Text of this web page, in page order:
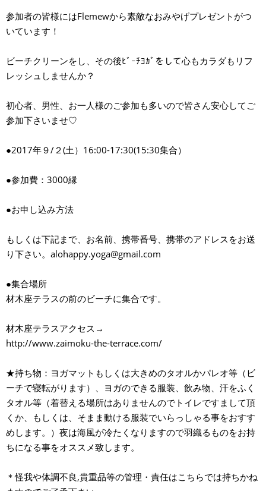
参加者の皆様にはFlemewから素敵なおみやげプレゼントがつ
いています！
ビーチクリーンをし、その後ﾋﾞｰﾁﾖｶﾞをして心もカラダもリフ
レッシュしませんか？
初心者、男性、お一人様のご参加も多いので皆さん安心してご
参加下さいませ♡
●2017年９/２(土）16:00-17:30(15:30集合）
●参加費：3000縁
●お申し込み方法
もしくは下記まで、お名前、携帯番号、携帯のアドレスをお送
り下さい。alohappy.yoga@gmail.com
●集合場所
材木座テラスの前のビーチに集合です。
材木座テラスアクセス→
http://www.zaimoku-the-terrace.com/
★持ち物：ヨガマットもしくは大きめのタオルかパレオ等（ビ
ーチで寝転がります）、ヨガのできる服装、飲み物、汗をふく
タオル等（着替える場所はありませんのでトイレですまして頂
くか、もしくは、そまま動ける服装でいらっしゃる事をおすす
めします。）夜は海風が冷たくなりますので羽織るものをお持
ちになる事をオススメ致します。
＊怪我や体調不良,貴重品等の管理・責任はこちらでは持ちかね